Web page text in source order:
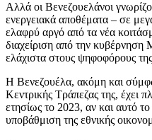
Αλλά οι Βενεζουελάνοι
ενεργειακά αποθέματα – σε
ελαφρύ αργό από τα νέα
διαχείριση από την κυβέρνηση
ελάχιστα στους ψηφοφόρους
Η Βενεζουέλα, ακόμη και
Κεντρικής Τράπεζας της, έχει
ετησίως το 2023, αν και αυτό
υποβάθμιση της εθνικής